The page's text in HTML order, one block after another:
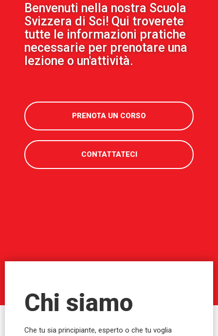
Benvenuti nella nostra Scuola
Svizzera di Sci! Qui troverete
tutte le informazioni pratiche
necessarie per prenotare una
lezione o un'attività.
PRENOTA UN CORSO
CONTATTATECI
Chi siamo
Che tu sia principiante, esperto o che tu voglia